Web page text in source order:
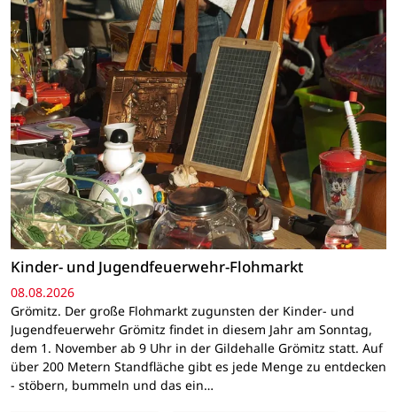
Kinder- und Jugendfeuerwehr-Flohmarkt
08.08.2026
Grömitz. Der große Flohmarkt zugunsten der Kinder- und
Jugendfeuerwehr Grömitz findet in diesem Jahr am Sonntag,
dem 1. November ab 9 Uhr in der Gildehalle Grömitz statt. Auf
über 200 Metern Standfläche gibt es jede Menge zu entdecken
- stöbern, bummeln und das ein…